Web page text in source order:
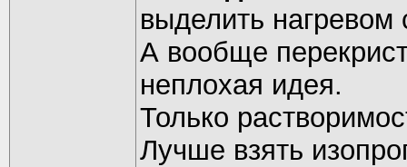
выделить нагревом
А вообще
неплохая идея.
Только
Лучше взять